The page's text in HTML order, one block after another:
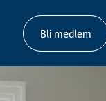
Bli medlem